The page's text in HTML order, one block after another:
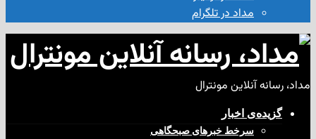
مداد در تلگرام
مونترال
اخبار
سرخط خبرهای صبحگاهی